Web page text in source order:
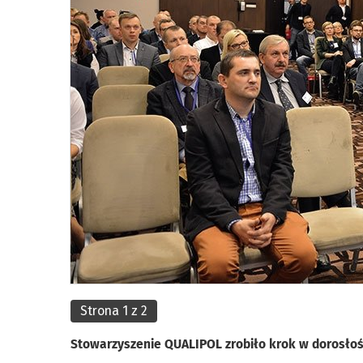
Strona 1 z 2
Stowarzyszenie QUALIPOL zrobiło krok w